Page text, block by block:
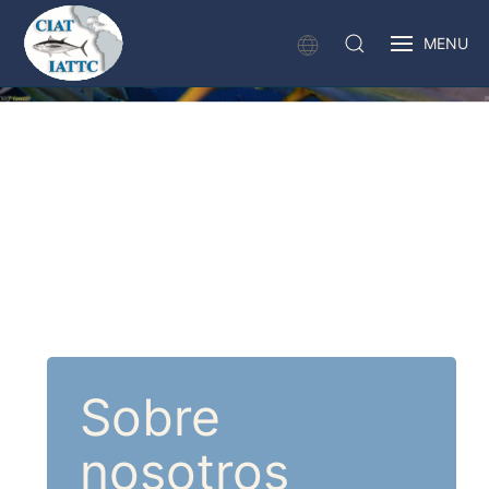
MENU
Sobre
nosotros